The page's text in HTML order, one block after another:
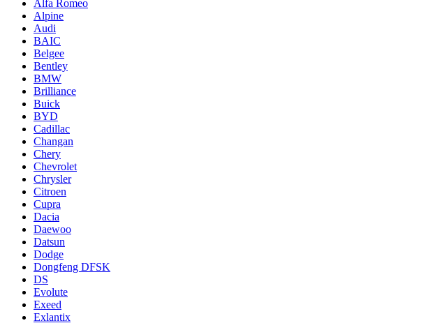
Alfa Romeo
Alpine
Audi
BAIC
Belgee
Bentley
BMW
Brilliance
Buick
BYD
Cadillac
Changan
Chery
Chevrolet
Chrysler
Citroen
Cupra
Dacia
Daewoo
Datsun
Dodge
Dongfeng DFSK
DS
Evolute
Exeed
Exlantix